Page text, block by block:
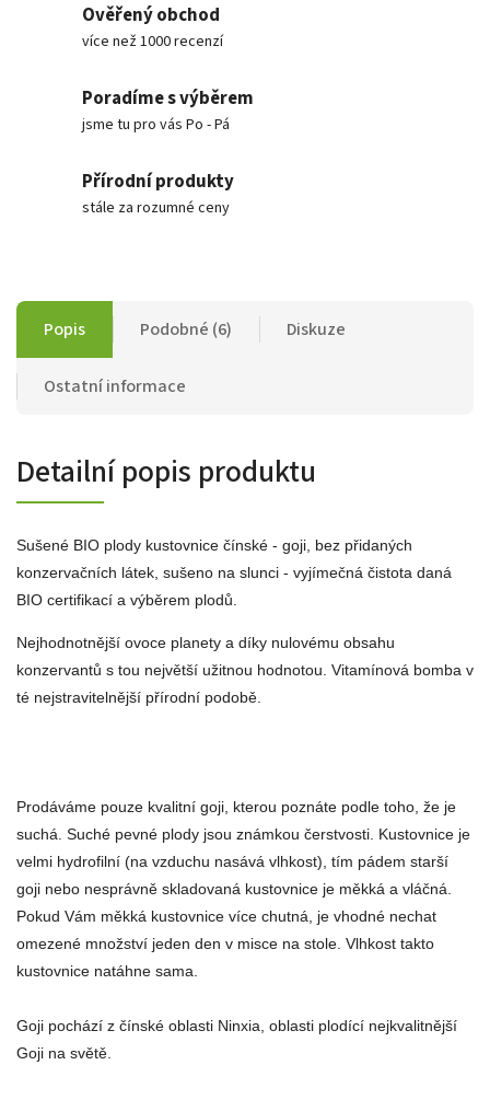
Ověřený obchod
více než 1000 recenzí
Poradíme s výběrem
jsme tu pro vás Po - Pá
Přírodní produkty
stále za rozumné ceny
Popis Podobné (6) Diskuze
Ostatní informace
Detailní popis produktu
Sušené BIO plody kustovnice čínské - goji, bez přidaných
konzervačních látek, sušeno na slunci - vyjímečná čistota daná
BIO certifikací a výběrem plodů.
Nejhodnotnější ovoce planety a díky nulovému obsahu
konzervantů s tou největší užitnou hodnotou. Vitamínová bomba v
té nejstravitelnější přírodní podobě.
Prodáváme pouze kvalitní goji, kterou poznáte podle toho, že je
suchá. Suché pevné plody jsou známkou čerstvosti. Kustovnice je
velmi hydrofilní (na vzduchu nasává vlhkost), tím pádem starší
goji nebo nesprávně skladovaná kustovnice je měkká a vláčná.
Pokud Vám měkká kustovnice více chutná, je vhodné nechat
omezené množství jeden den v misce na stole. Vlhkost takto
kustovnice natáhne sama.
Goji pochází z čínské oblasti Ninxia, oblasti plodící nejkvalitnější
Goji na světě.